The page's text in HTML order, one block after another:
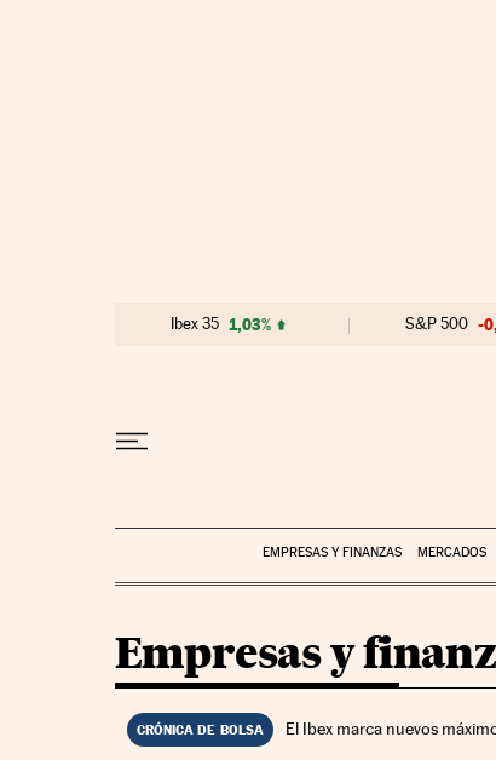
Ibex 35 1,03% S&P 500 -
EMPRESAS Y FINANZAS MERCADOS
Empresas y
CRÓNICA DE BOLSA El Ibex marca nuevos